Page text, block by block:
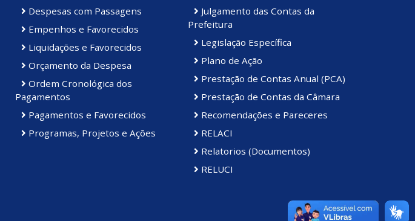
Despesas com Passagens
Empenhos e Favorecidos
Liquidações e Favorecidos
Orçamento da Despesa
Ordem Cronológica dos
Pagamentos
Pagamentos e Favorecidos
Programas, Projetos e Ações
Julgamento das Contas da
Prefeitura
Legislação Específica
Plano de Ação
Prestação de Contas Anual (PCA)
Prestação de Contas da Câmara
Recomendações e Pareceres
RELACI
Relatorios (Documentos)
RELUCI